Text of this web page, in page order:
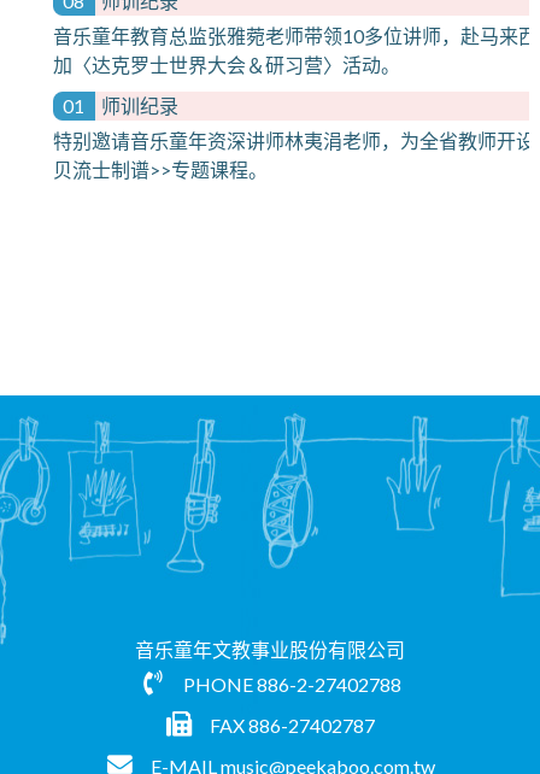
音乐童年教育总监张雅菀老师带领10多位讲师，赴马来
加〈达克罗士世界大会＆研习营〉活动。
01
师训纪录
特别邀请音乐童年资深讲师林夷涓老师，为全省教师开设
贝流士制谱>>专题课程。
音乐童年文教事业股份有限公司
PHONE886-2-27402788
FAX 886-27402787
E-MAILmusic@peekaboo.com.tw